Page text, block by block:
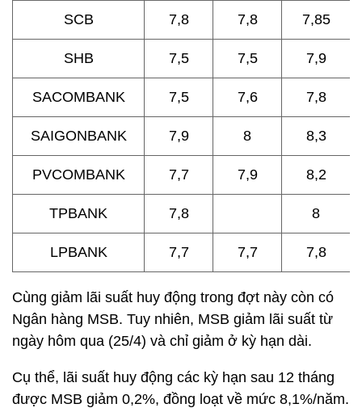
SCB 7,8 7,8 7,85
SHB 7,5 7,5 7,9
SACOMBANK 7,5 7,6 7,8
SAIGONBANK 7,9 8 8,3
PVCOMBANK 7,7 7,9 8,2
TPBANK 7,8 8
LPBANK 7,7 7,7 7,8
Cùng giảm lãi suất huy động trong đợt này còn có
Ngân hàng MSB. Tuy nhiên, MSB giảm lãi suất từ
ngày hôm qua (25/4) và chỉ giảm ở kỳ hạn dài.
Cụ thể, lãi suất huy động các kỳ hạn sau 12 tháng
được MSB giảm 0,2%, đồng loạt về mức 8,1%/năm.